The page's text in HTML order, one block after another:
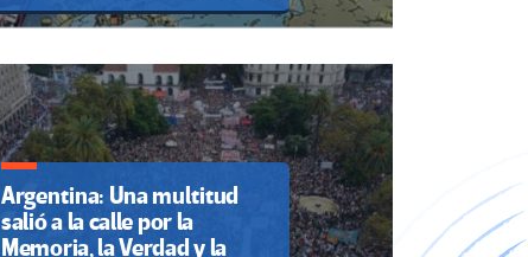
Argentina: Una multitud
salió a la calle por la
Memoria, la Verdad y la